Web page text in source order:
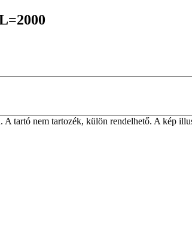
tartó nem tartozék, külön rendelhető. A kép